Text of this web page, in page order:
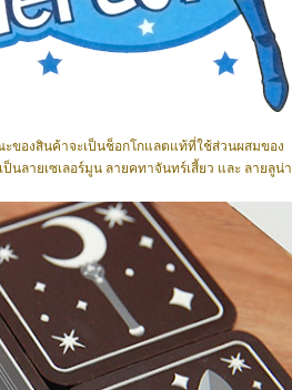
ของสินค้าจะเป็นช็อกโกแลตแท้ที่ใช้ส่วนผสมของ
นลายเซเลอร์มูน ลายคทาจันทร์เสี้ยว และ ลายลูน่า